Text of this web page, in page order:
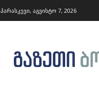
პარასკევი, აგვისტო 7, 2026